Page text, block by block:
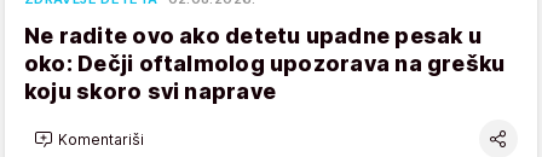
Ne radite ovo ako detetu upadne pesak u
oko: Dečji oftalmolog upozorava na grešku
koju skoro svi naprave
Komentariši